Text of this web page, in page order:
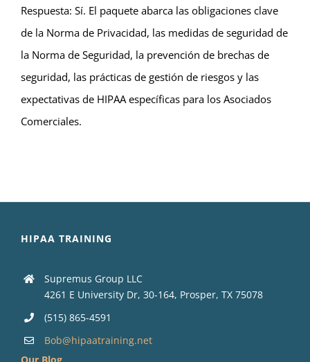
Respuesta: Sí. El paquete abarca las obligaciones clave
de la Norma de Privacidad, las medidas de seguridad de
la Norma de Seguridad, la prevención de brechas de
seguridad, las prácticas de gestión de riesgos y las
expectativas de HIPAA específicas para los Asociados
Comerciales.
HIPAA TRAINING
Supremus Group LLC
4261 E University Dr, 30-164, Prosper, TX 75078
(515) 865-4591
Bob@hipaatraining.net